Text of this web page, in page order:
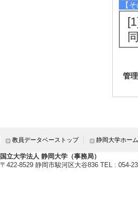
【
管
教員データベーストップ 静岡大学ホーム
国立大学法人 静岡大学（事務局）
〒422-8529 静岡市駿河区大谷836 TEL : 054-